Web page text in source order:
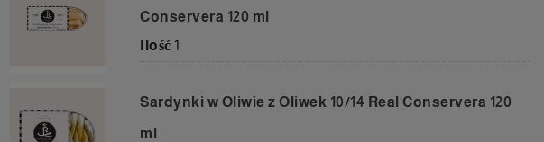
Conservera 120 ml
Ilość 1
Sardynki w Oliwie z Oliwek 10/14 Real Conservera 120
ml